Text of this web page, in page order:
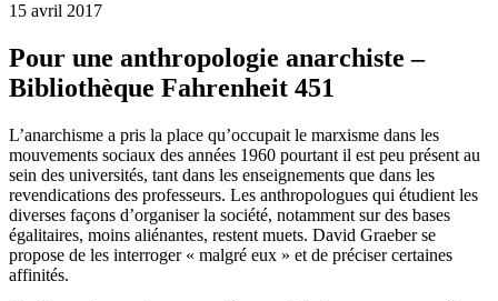
15 avril 2017
Pour une anthropologie anarchiste –
Bibliothèque Fahrenheit 451
L’anarchisme a pris la place qu’occupait le marxisme dans les
mouvements sociaux des années 1960 pourtant il est peu présent au
sein des universités, tant dans les enseignements que dans les
revendications des professeurs. Les anthropologues qui étudient les
diverses façons d’organiser la société, notamment sur des bases
égalitaires, moins aliénantes, restent muets. David Graeber se
propose de les interroger « malgré eux » et de préciser certaines
affinités.